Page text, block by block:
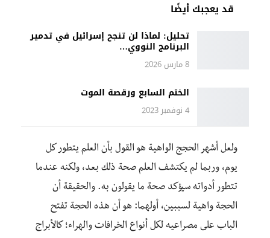
قد يعجبك أيضًا
تحليل: لماذا لن تنجح إسرائيل في تدمير
البرنامج النووي…
8 مارس 2026
الختم السابع ورقصة الموت
4 نوفمبر 2023
ولعل أشهر الحجج الواهية هو القول بأن العلم يتطور كل
يوم، وربما لم يكتشف العلم صحة ذلك بعد، ولكنه عندما
تتطور أدواته سيؤكد صحة ما يقولون به. والحقيقة أن
الحجة واهية لسببين، أولهما: هو أن هذه الحجة تفتح
الباب على مصراعيه لكل أنواع الخرافات والهراء؛ كالأبراج